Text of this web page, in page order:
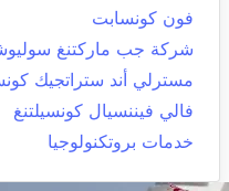
فون كونسابت
شركة جب ماركتنغ
مسترلي أند ستراتجيك
فالي فيننسيال كونسيلتنغ
خدمات بروتكنولوجيا